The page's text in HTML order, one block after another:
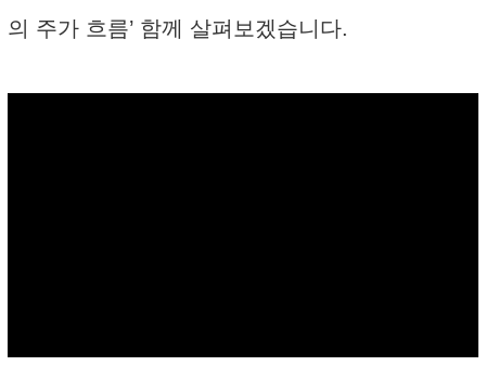
의 주가 흐름’ 함께 살펴보겠습니다.